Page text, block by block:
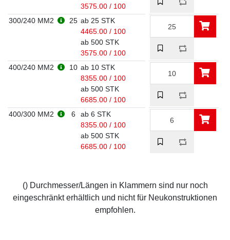
3575.00 / 100
300/240 MM2
25 ab 25 STK
4465.00 / 100
ab 500 STK
3575.00 / 100
400/240 MM2
10 ab 10 STK
8355.00 / 100
ab 500 STK
6685.00 / 100
400/300 MM2
6
ab 6 STK
8355.00 / 100
ab 500 STK
6685.00 / 100
() Durchmesser/Längen in Klammern sind nur noch
eingeschränkt erhältlich und nicht für Neukonstruktionen
empfohlen.